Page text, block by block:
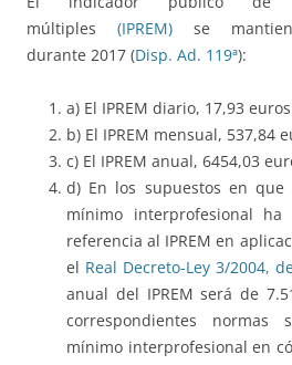
múltiples (IPREM) se
durante 2017 (Disp. Ad. 119ª):
a) El IPREM diario, 17,93
b) El IPREM mensual, 537,84
c) El IPREM anual, 6454,03
d) En los supuestos en
mínimo interprofesional
referencia al IPREM en
el Real Decreto-Ley 3/2004,
anual del IPREM será de
correspondientes
mínimo interprofesional en